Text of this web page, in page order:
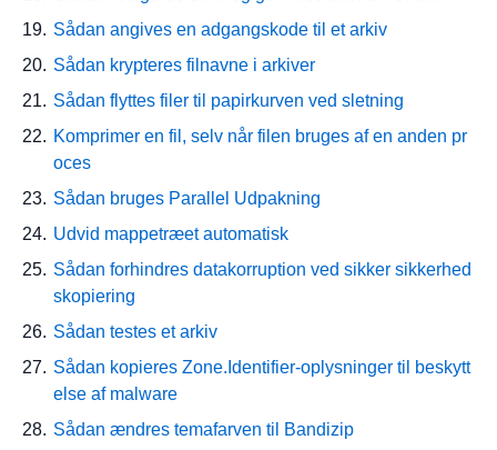
Sådan angives en adgangskode til et arkiv
Sådan krypteres filnavne i arkiver
Sådan flyttes filer til papirkurven ved sletning
Komprimer en fil, selv når filen bruges af en anden pr
oces
Sådan bruges Parallel Udpakning
Udvid mappetræet automatisk
Sådan forhindres datakorruption ved sikker sikkerhed
skopiering
Sådan testes et arkiv
Sådan kopieres Zone.Identifier-oplysninger til beskytt
else af malware
Sådan ændres temafarven til Bandizip